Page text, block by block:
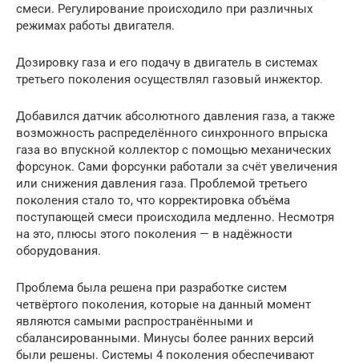
смеси. Регулирование происходило при различных
режимах работы двигателя.
Дозировку газа и его подачу в двигатель в системах
третьего поколения осуществлял газовый инжектор.
Добавился датчик абсолютного давления газа, а также
возможность распределённого синхронного впрыска
газа во впускной коллектор с помощью механических
форсунок. Сами форсунки работали за счёт увеличения
или снижения давления газа. Проблемой третьего
поколения стало то, что корректировка объёма
поступающей смеси происходила медленно. Несмотря
на это, плюсы этого поколения — в надёжности
оборудования.
Проблема была решена при разработке систем
четвёртого поколения, которые на данный момент
являются самыми распространёнными и
сбалансированными. Минусы более ранних версий
были решены. Системы 4 поколения обеспечивают